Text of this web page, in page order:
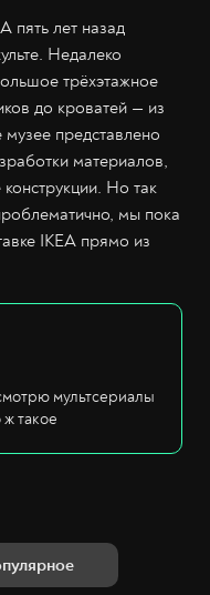
пять лет назад
Недалеко
трёхэтажное
до кроватей — из
представлено
материалов,
Но так
мы пока
IKEA прямо из
мультсериалы
такое